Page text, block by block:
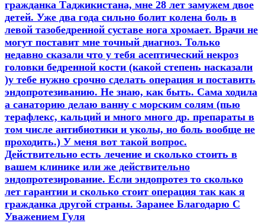
гражданка Таджикистана, мне 28 лет замужем двое
детей. Уже два года сильно болит колена боль в
левой тазобедренной суставе нога хромает. Врачи не
могут поставит мне точный диагноз. Только
недавно сказали что у тебя асептический некроз
головки бедренной кости (какой степень насказали
)у тебе нужно срочно сделать операция и поставить
эндопротезиванию. Не знаю, как быть. Сама ходила
а санаторию делаю ванну с морским солям (пью
терафлекс, кальций и много много др. препараты в
том числе антибиотики и уколы, но боль вообще не
проходить.) У меня вот такой вопрос.
Действительно есть лечение и сколько стоить в
вашем клинике или же действительно
эндопротезирование. Если эндопротез то сколько
лет гарантии и сколько стоит операция так как я
гражданка другой страны. Заранее Благодарю С
Уважением Гуля